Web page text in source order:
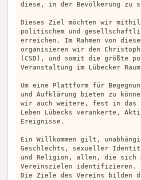
diese, in der Bevölkerung zu
Dieses Ziel möchten wir
politischem und
erreichen. Im Rahmen von
organisieren wir den
(CSD), und somit die größte
Veranstaltung im Lübecker
Um eine Plattform für
und Aufklärung bieten zu
wir auch weitere, fest in das
Leben Lübecks verankerte,
Ereignisse.
Ein Willkommen gilt,
Geschlechts, sexueller
und Religion, allen, die sich
Vereinszielen identifizieren.
Die Ziele des Vereins bilden